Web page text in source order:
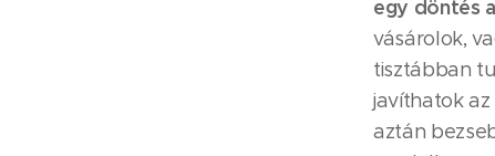
egy döntés
vásárolok,
tisztábban
javíthatok
aztán